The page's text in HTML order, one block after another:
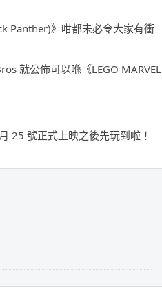
Panther)》咁都未必令大家有衝
就公佈可以喺《LEGO MARVEL
25 號正式上映之後先玩到啦！